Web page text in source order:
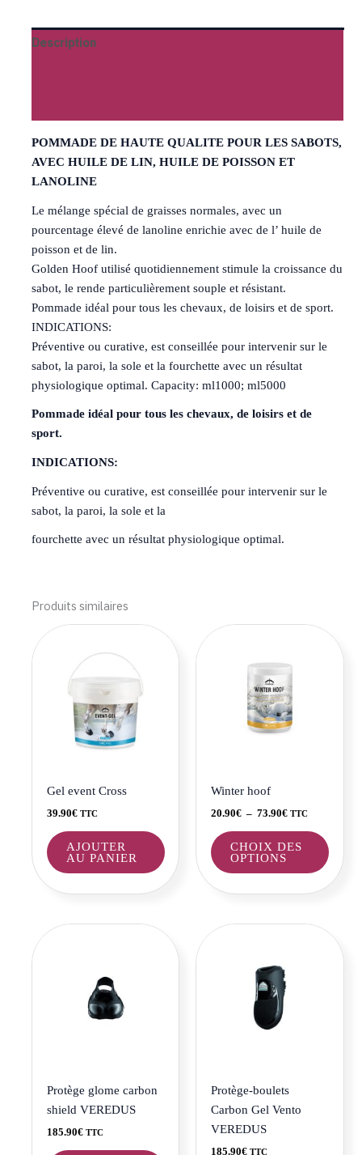
Description
POMMADE DE HAUTE QUALITE POUR LES SABOTS,
AVEC HUILE DE LIN, HUILE DE POISSON ET
LANOLINE
Le mélange spécial de graisses normales, avec un
pourcentage élevé de lanoline enrichie avec de l’ huile de
poisson et de lin.
Golden Hoof utilisé quotidiennement stimule la croissance du
sabot, le rende particulièrement souple et résistant.
Pommade idéal pour tous les chevaux, de loisirs et de sport.
INDICATIONS:
Préventive ou curative, est conseillée pour intervenir sur le
sabot, la paroi, la sole et la fourchette avec un résultat
physiologique optimal. Capacity: ml1000; ml5000
Pommade idéal pour tous les chevaux, de loisirs et de
sport.
INDICATIONS:
Préventive ou curative, est conseillée pour intervenir sur le
sabot, la paroi, la sole et la
fourchette avec un résultat physiologique optimal.
Produits similaires
Gel event Cross
39.90€ TTC
AJOUTER
AU PANIER
Winter hoof
20.90€ – 73.90€
20.90€
à
73.90€
TTC
CHOIX DES
OPTIONS
Ce
la
page
du
Protège glome carbon
shield VEREDUS
185.90€ TTC
Ce
produit
Protège-boulets
Carbon Gel Vento
VEREDUS
185.90€ TTC
Ce